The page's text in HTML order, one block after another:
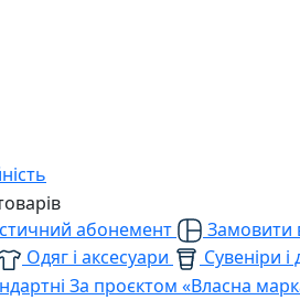
абонемент
Замовити
Одяг і аксесуари
Сувеніри і
За проєктом «Власна